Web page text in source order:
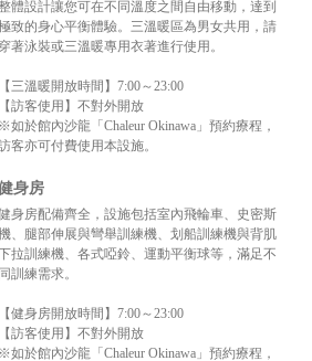
體設計讓您可在不同溫度之間自由移動，達到
致的身心平衡體驗。三溫暖區為男女共用，請
穿著泳裝或三溫暖專用衣著進行使用。
【三溫暖開放時間】7:00～23:00
【訪客使用】不對外開放
※如於館內沙龍「Chaleur Okinawa」預約療程，
客亦可付費使用本設施。
身房
身房配備齊全，設施包括室內飛輪車、史密斯
、腿部伸展與彎舉訓練機、划船訓練機與背肌
拉訓練機、各式啞鈴、運動平衡球等，滿足不
同訓練需求。
【健身房開放時間】7:00～23:00
【訪客使用】不對外開放
※如於館內沙龍「Chaleur Okinawa」預約療程，